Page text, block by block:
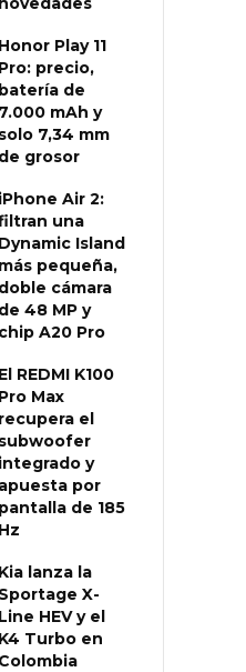
Honor Play 11
Pro: precio,
batería de
7.000 mAh y
solo 7,34 mm
de grosor
iPhone Air 2:
una
Dynamic Island
más pequeña,
doble cámara
de 48 MP y
chip A20 Pro
El REDMI K100
Pro Max
recupera el
subwoofer
integrado y
apuesta por
pantalla de 185
Hz
Kia lanza la
Sportage X-
Line HEV y el
K4 Turbo en
Colombia